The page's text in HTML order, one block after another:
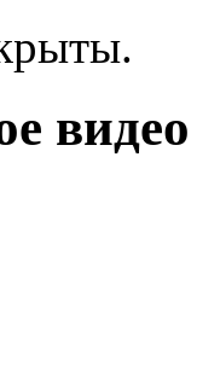
видео